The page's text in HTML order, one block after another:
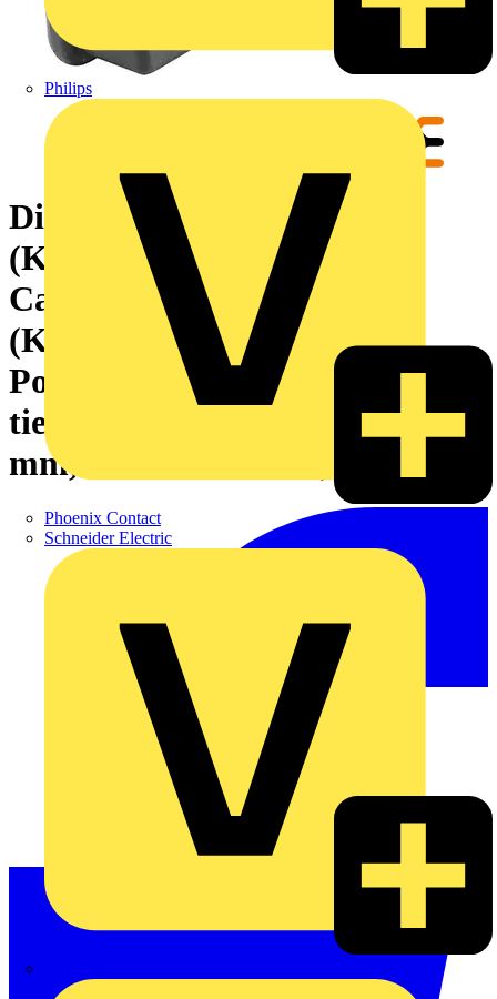
Philips
Phoenix Contact
Schneider Electric
Dichtrahmen
(Kabeleinführungssystem),
Cabtite
(Kabeleinführungssystem),
Polyamid, glasfaserverstärkt,
tiefschwarz, 153 x 70 x 19.6
mm, -40 °C…120 °C,